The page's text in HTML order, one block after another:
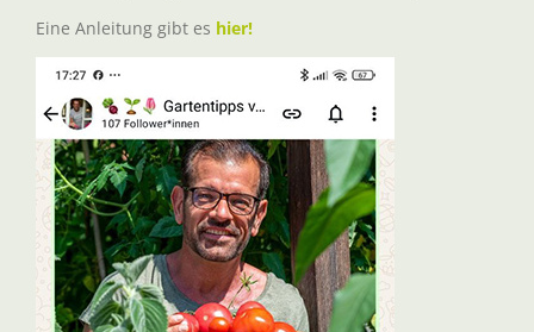
Eine Anleitung gibt es hier!